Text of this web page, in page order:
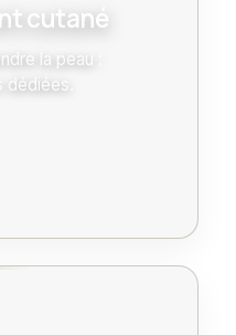
cutané
la peau :